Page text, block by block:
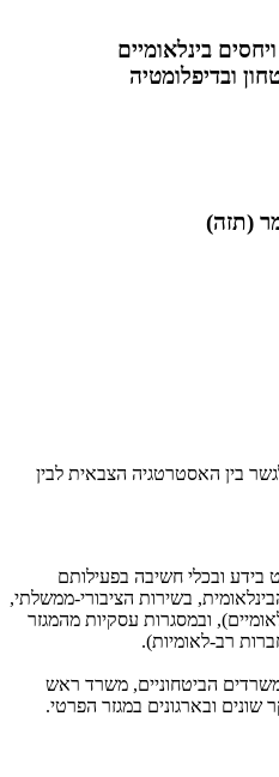
בינלאומיים
ובדיפלומטיה
(תזה)
בין האסטרטגיה הצבאית לבין
ובכלי חשיבה בפעילותם
בשירות הציבורי-ממשלתי,
ובמסגרות עסקיות מהמגזר
רב-לאומיות).
הביטחוניים, משרד ראש
ובארגונים במגזר הפרטי.